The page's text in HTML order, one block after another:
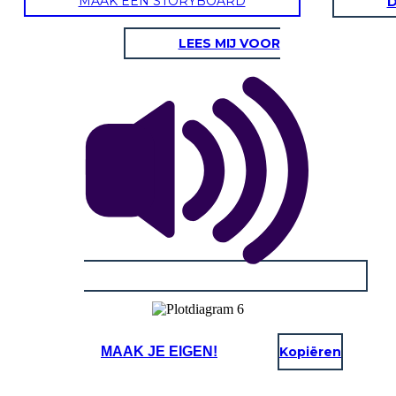
LEES MIJ VOOR
MAAK JE EIGEN! Kopiëren